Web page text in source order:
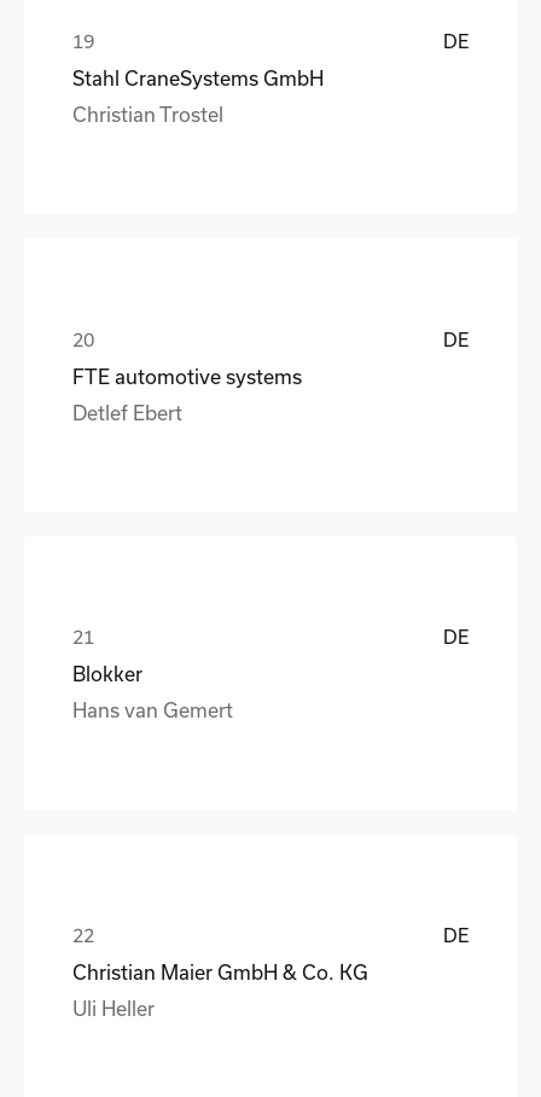
DE
Stahl CraneSystems GmbH
Christian Trostel
DE
FTE automotive systems
Detlef Ebert
DE
Blokker
Hans van Gemert
DE
Christian Maier GmbH & Co. KG
Uli Heller